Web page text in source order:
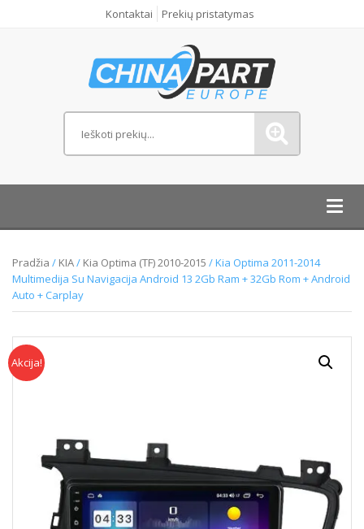
Kontaktai Prekių pristatymas
Pradžia / KIA/ Kia Optima (TF) 2010-2015 / Kia Optima 2011-2014
Multimedija Su Navigacija Android 13 2Gb Ram + 32Gb Rom + Android
Auto + Carplay
Akcija!